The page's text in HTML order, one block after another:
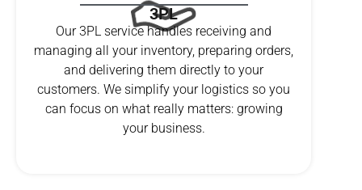
3PL
Our 3PL service handles receiving and
managing all your inventory, preparing orders,
and delivering them directly to your
customers. We simplify your logistics so you
can focus on what really matters: growing
your business.